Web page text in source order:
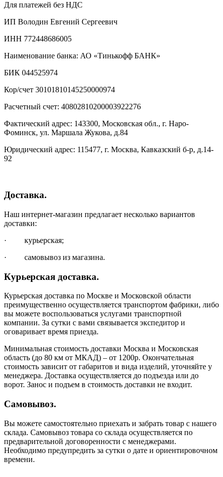
Для платежей без НДС
ИП Володин Евгений Сергеевич
ИНН 772448686005
Наименование банка: АО «Тинькофф БАНК»
БИК 044525974
Кор/счет 30101810145250000974
Расчетный счет: 40802810200003922276
Фактический адрес: 143300, Московская обл., г. Наро-
Фоминск, ул. Маршала Жукова, д.84
Юридический адрес: 115477, г. Москва, Кавказский б-р, д.14-
92
Доставка.
Наш интернет-магазин предлагает несколько вариантов
доставки:
· курьерская;
· самовывоз из магазина.
Курьерская доставка.
Курьерская доставка по Москве и Московской области
преимущественно осуществляется транспортом фабрики, либо
вы можете воспользоваться услугами транспортной
компании. За сутки с вами связывается экспедитор и
оговаривает время приезда.
Минимальная стоимость доставки Москва и Московская
область (до 80 км от МКАД) – от 1200р. Окончательная
стоимость зависит от габаритов и вида изделий, уточняйте у
менеджера. Доставка осуществляется до подъезда или до
ворот. Занос и подъем в стоимость доставки не входит.
Самовывоз.
Вы можете самостоятельно приехать и забрать товар с нашего
склада. Самовывоз товара со склада осуществляется по
предварительной договоренности с менеджерами.
Необходимо предупредить за сутки о дате и ориентировочном
времени.